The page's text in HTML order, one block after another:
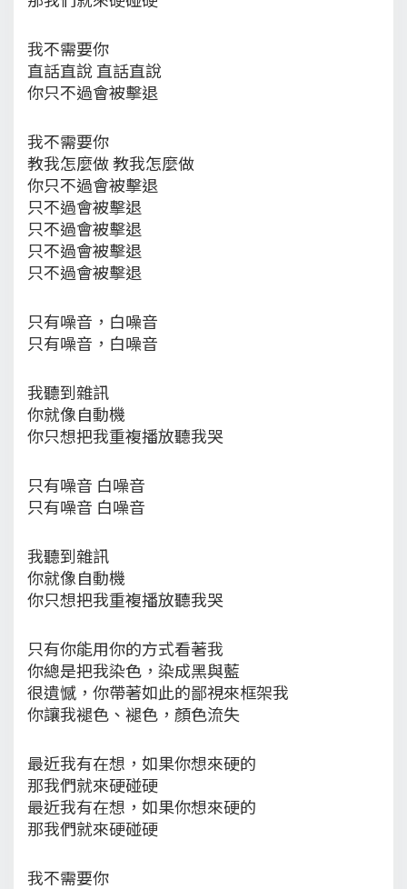
我不需要你
直話直說 直話直說
你只不過會被擊退
我不需要你
教我怎麼做 教我怎麼做
你只不過會被擊退
只不過會被擊退
只不過會被擊退
只不過會被擊退
只不過會被擊退
只有噪音，白噪音
只有噪音，白噪音
我聽到雜訊
你就像自動機
你只想把我重複播放聽我哭
只有噪音 白噪音
只有噪音 白噪音
我聽到雜訊
你就像自動機
你只想把我重複播放聽我哭
只有你能用你的方式看著我
你總是把我染色，染成黑與藍
很遺憾，你帶著如此的鄙視來框架我
你讓我褪色、褪色，顏色流失
最近我有在想，如果你想來硬的
那我們就來硬碰硬
最近我有在想，如果你想來硬的
那我們就來硬碰硬
我不需要你